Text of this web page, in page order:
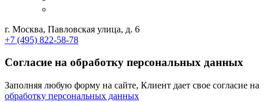
г. Москва, Павловская улица, д. 6
+7 (495) 822-58-78
Согласие на обработку персональных данных
Заполняя любую форму на сайте, Клиент дает свое согласие на
обработку персональных данных